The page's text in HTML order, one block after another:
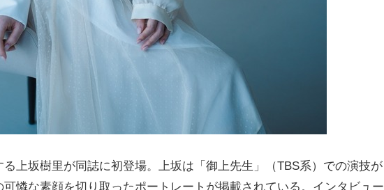
上坂樹里が同誌に初登場。上坂は「御上先生」（TBS系）での演技が
憐な素顔を切り取ったポートレートが掲載されている。インタビュー